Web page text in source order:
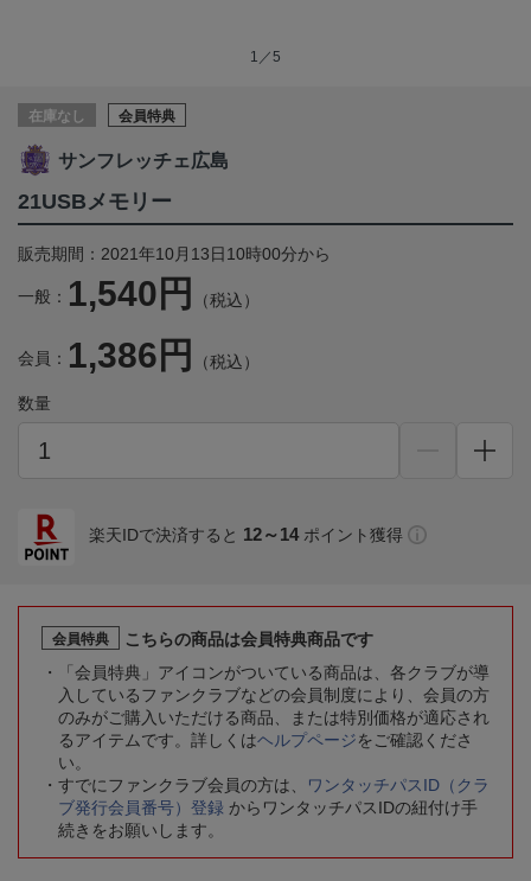
1／5
在庫なし 会員特典
サンフレッチェ広島
21USBメモリー
販売期間：2021年10月13日10時00分から
一般： 1,540円 （税込）
会員： 1,386円 （税込）
数量
楽天IDで決済すると 12～14 ポイント獲得
会員特典
こちらの商品は会員特典商品です
「会員特典」アイコンがついている商品は、各クラブが導
入しているファンクラブなどの会員制度により、会員の方
のみがご購入いただける商品、または特別価格が適応され
るアイテムです。詳しくはヘルプページをご確認くださ
い。
すでにファンクラブ会員の方は、
ワンタッチパスID（クラ
ブ発行会員番号）登録 からワンタッチパスIDの紐付け手
続きをお願いします。